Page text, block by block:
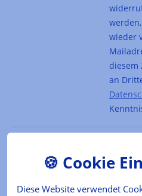
wieder
diesem
an
Hersteller:
Diese Website verwendet